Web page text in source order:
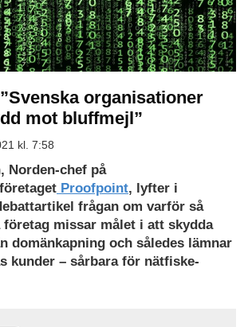
organisationer
mot bluffmejl”
kl. 7:58
Norden-chef på
Proofpoint, lyfter i
frågan om varför så
företag missar målet i att skydda
domänkapning och således lämnar
kunder – sårbara för nätfiske-